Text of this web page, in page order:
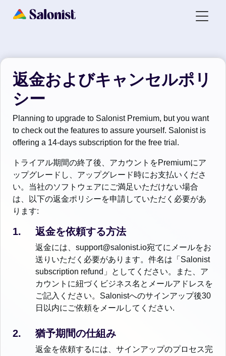
返金およびキャンセルポリ
シー
Planning to upgrade to Salonist Premium, but you want
to check out the features to assure yourself. Salonist is
offering a 14-days subscription for the free trial.
トライアル期間の終了後、アカウントをPremiumにア
ップグレードし、アップグレード時にお支払いくださ
い。当社のソフトウェアにご満足いただけない場合
は、以下の返金ポリシーを申請していただく必要があ
ります:
返金を依頼する方法
返金には、support@salonist.io宛てにメールをお
送りいただく必要があります。件名は「Salonist
subscription refund」としてください。また、ア
カウントに紐づくビジネス名とメールアドレスを
ご記入ください。Salonistへのサインアップ後30
日以内にご依頼をメールしてください.
猶予期間の仕組み
返金を依頼するには、サインアップのプロセス完